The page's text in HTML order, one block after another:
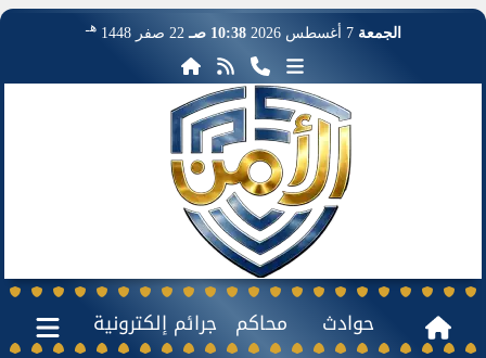
الجمعة 7 أغسطس 2026 10:38 صـ 22 صفر 1448 هـ
حوادث محاكم جرائم إلكترونية